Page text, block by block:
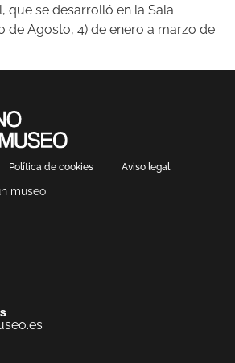
que se desarrolló en la Sala
de Agosto, 4) de enero a marzo de
Política de cookies Aviso legal
museo